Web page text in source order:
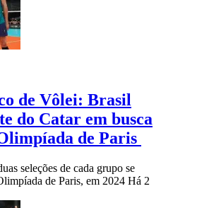
de Vôlei: Brasil
do Catar em busca
de Paris
seleções de cada grupo se
de Paris, em 2024 Há 2